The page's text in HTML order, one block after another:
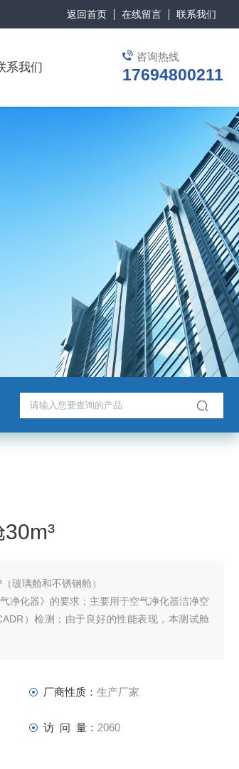
返回首页 在线留言 联系我们
咨询热线
17694800211
系我们
玻璃舱和不锈钢舱）
净化器》的要求；主要用于空气净化器洁净空
）检测；由于良好的性能表现，本测试舱
厂商性质： 生产厂家
访 问 量： 2060